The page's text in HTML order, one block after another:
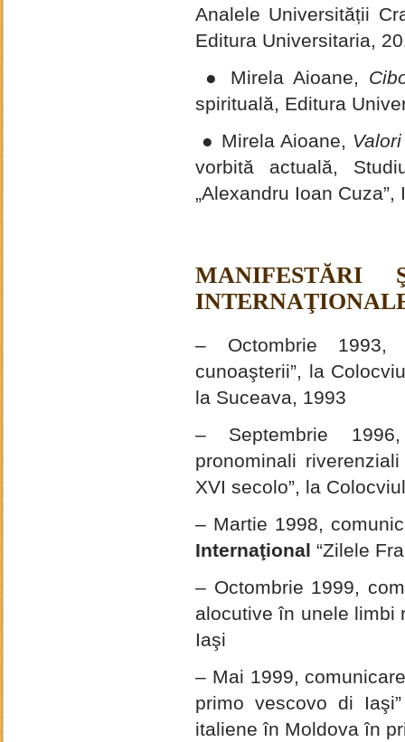
Analele Universității
Editura Universitaria,
● Mirela Aioane,
spirituală, Editura
● Mirela Aioane,
vorbită actuală,
„Alexandru Ioan
MANIFESTĂRI
– Octombrie 1993,
cunoaşterii”, la
la Suceava, 1993
– Septembrie
pronominali
XVI secolo”, la
– Martie 1998,
Internaţional “Zilele
– Octombrie 1999,
alocutive în unele limbi
Iaşi
– Mai 1999,
primo vescovo di
italiene în Moldova în